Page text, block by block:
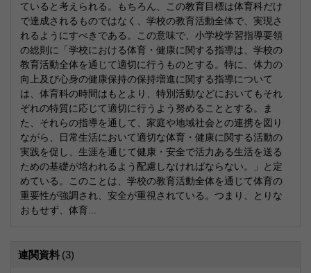
ていると考えられる。もちろん、この教育目標は体育科だけ
で達成されるものではなく、学校の教育活動全体で、実現さ
れるようにすべきである。この意味で、小学校学習指導要領
の総則に「学校における体育・健康に関する指導は、学校の
教育活動全体を通じて適切に行うものとする。特に、体力の
向上及び心身の健康保持の保持増進に関する指導について
は、体育科の時間はもとより、特別活動などにおいてもそれ
ぞれの特質に応じて適切に行うよう努めることとする。ま
た、それらの指導を通して、家庭や地域社会との連携を図り
ながら、日常生活において適切な体育・健康に関する活動の
実践を促し、生涯を通じて健康・安全で活力ある生活を送る
ための基礎が培われるよう配慮しなければならない。」と定
めている。このことは、学校の教育活動全体を通じて体育の
重要性が強調され、安全が重視されている。つまり、とりな
おもせず、体育...
連関資料 (3)